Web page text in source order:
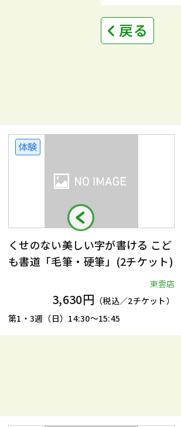
戻る
体験
くせのない美しい字が書ける こど
も書道「毛筆・硬筆」(2チケット)
東雲店
3,630円 （税込／2チケット）
第1・3週（日）14:30～15:45